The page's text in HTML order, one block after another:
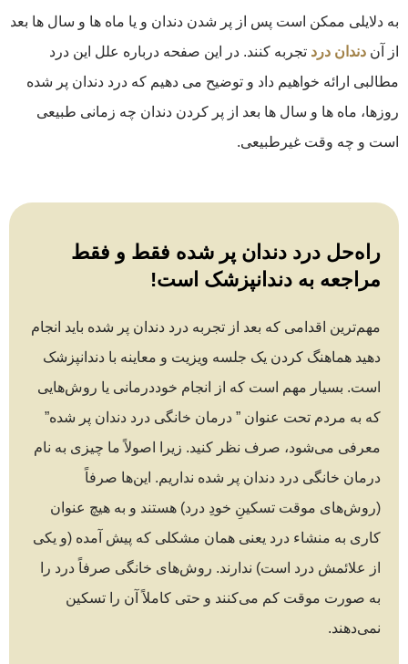
به دلایلی ممکن است پس از پر شدن دندان و یا ماه ها و سال ها بعد
از آن دندان درد تجربه کنند. در این صفحه درباره علل این درد
مطالبی ارائه خواهیم داد و توضیح می دهیم که درد دندان پر شده
روزها، ماه ها و سال ها بعد از پر کردن دندان چه زمانی طبیعی
است و چه وقت غیرطبیعی.
راه‌حل درد دندان پر شده فقط و فقط
مراجعه به دندانپزشک است!
مهم‌ترین اقدامی که بعد از تجربه درد دندان پر شده باید انجام
دهید هماهنگ کردن یک جلسه ویزیت و معاینه با دندانپزشک
است. بسیار مهم است که از انجام خوددرمانی یا روش‌هایی
که به مردم تحت عنوان ” درمان خانگی درد دندان پر شده”
معرفی می‌شود، صرف نظر کنید. زیرا اصولاً ما چیزی به نام
درمان خانگی درد دندان پر شده نداریم. این‌ها صرفاً
(روش‌های موقت تسکینِ خودِ درد) هستند و به هیچ عنوان
کاری به منشاء درد یعنی همان مشکلی که پیش آمده (و یکی
از علائمش درد است) ندارند. روش‌های خانگی صرفاً درد را
به صورت موقت کم می‌کنند و حتی کاملاً آن را تسکین
نمی‌دهند.